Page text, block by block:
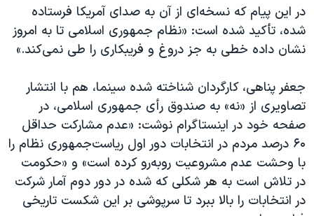
در این پیام که نسخه‌ای از آن به صدای آمریکا فرستاده
شده، تأکید شده است: «نظام جمهوری اسلامی تا به امروز
نشان داده خطی به جز دروغ و فریبکاری را طی نمی‌کند.»
جعفر پناهی، کارگردان شناخته شده سینما، هم با انتشار
تصاویری از «نه» به صندوق رأی جمهوری اسلامی، در
صفحه خود در اینستاگرام نوشت: «عدم مشارکت حداقل
۶۰ درصد مردم در انتخابات دور اول ریاست‌جمهوری نظام را
با وحشت عدم مشروعیت روبه‌رو کرده است» و «حکومت
در تلاش است به هر شکلی که شده در دور دوم آمار شرکت
در انتخابات را بالا ببرد تا سرپوشی بر این شکست تاریخی